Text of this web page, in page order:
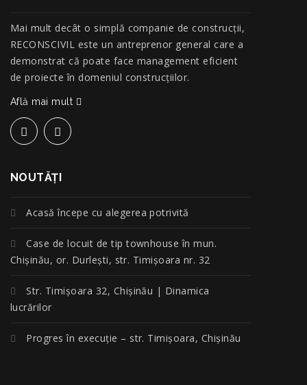
Mai mult decât o simplă companie de construcţii,
RECONSCIVIL este un antreprenor general care a
demonstrat că poate face management eficient
de proiecte în domeniul construcțiilor.
Află mai mult
NOUTĂŢI
Acasă începe cu alegerea potrivită
Case de locuit de tip townhouse în mun.
Chișinău, or. Durlești, str. Timișoara nr. 32
Str. Timișoara 32, Chișinău | Dinamica
lucrărilor
Progres în execuție – str. Timișoara, Chișinău